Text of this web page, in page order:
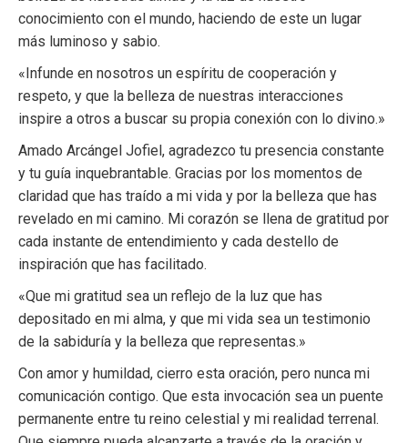
conocimiento con el mundo, haciendo de este un lugar
más luminoso y sabio.
«Infunde en nosotros un espíritu de cooperación y
respeto, y que la belleza de nuestras interacciones
inspire a otros a buscar su propia conexión con lo divino.»
Amado Arcángel Jofiel, agradezco tu presencia constante
y tu guía inquebrantable. Gracias por los momentos de
claridad que has traído a mi vida y por la belleza que has
revelado en mi camino. Mi corazón se llena de gratitud por
cada instante de entendimiento y cada destello de
inspiración que has facilitado.
«Que mi gratitud sea un reflejo de la luz que has
depositado en mi alma, y que mi vida sea un testimonio
de la sabiduría y la belleza que representas.»
Con amor y humildad, cierro esta oración, pero nunca mi
comunicación contigo. Que esta invocación sea un puente
permanente entre tu reino celestial y mi realidad terrenal.